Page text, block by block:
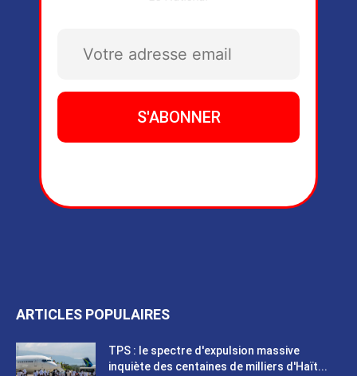
ARTICLES POPULAIRES
TPS : le spectre d'expulsion massive
inquiète des centaines de milliers d'Haït...